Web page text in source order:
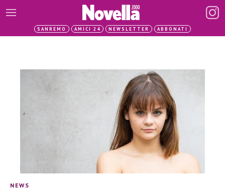
SANREMO AMICI 24 NEWSLETTER ABBONATI
NEWS